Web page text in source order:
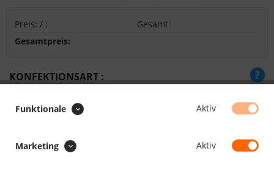
Preis: / : Gesamt:
Gesamtpreis:
KONFEKTIONSART :
Aufrollriemen zum Aufrollen
Funktionale Aktiv
Marketing Aktiv